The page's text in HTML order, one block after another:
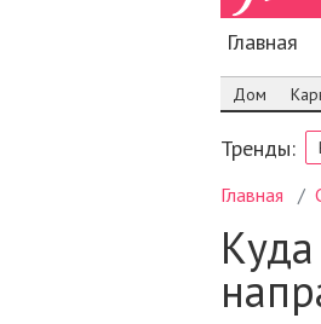
Главная
Дом
Тренды:
Главная